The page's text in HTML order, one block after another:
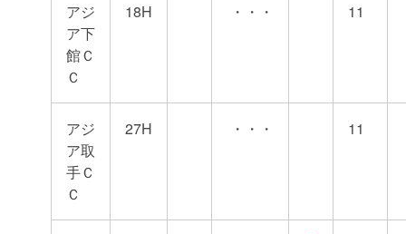
アジ
ア下
館Ｃ
Ｃ
18H ・・・ 11
アジ
ア取
手Ｃ
Ｃ
27H ・・・ 11